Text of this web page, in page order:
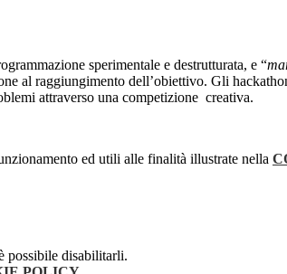
sperimentale e destrutturata, e “
al raggiungimento dell’obiettivo. Gli
attraverso una competizione creativa.
ed utili alle finalità illustrate nella
possibile disabilitarli.